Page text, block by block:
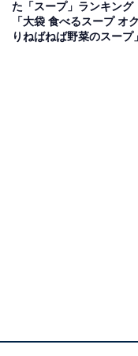
焼きムラや変形など
た「スープ」ランキング
「大袋 食べるスープ オ
りねばねば野菜のスープ